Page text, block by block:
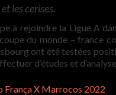
les cerises.
à rejoindre la Ligue A
du monde – france
ont été testées
d’études et
França X Marrocos 2022